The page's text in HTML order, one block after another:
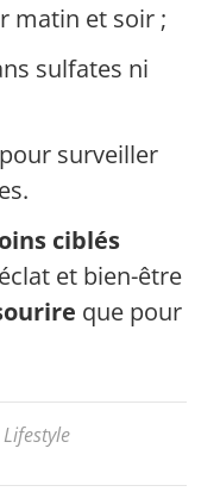
matin et soir ;
sulfates ni
surveiller
ciblés
et bien-être
que pour
Lifestyle